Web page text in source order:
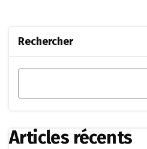
Rechercher
Articles récents